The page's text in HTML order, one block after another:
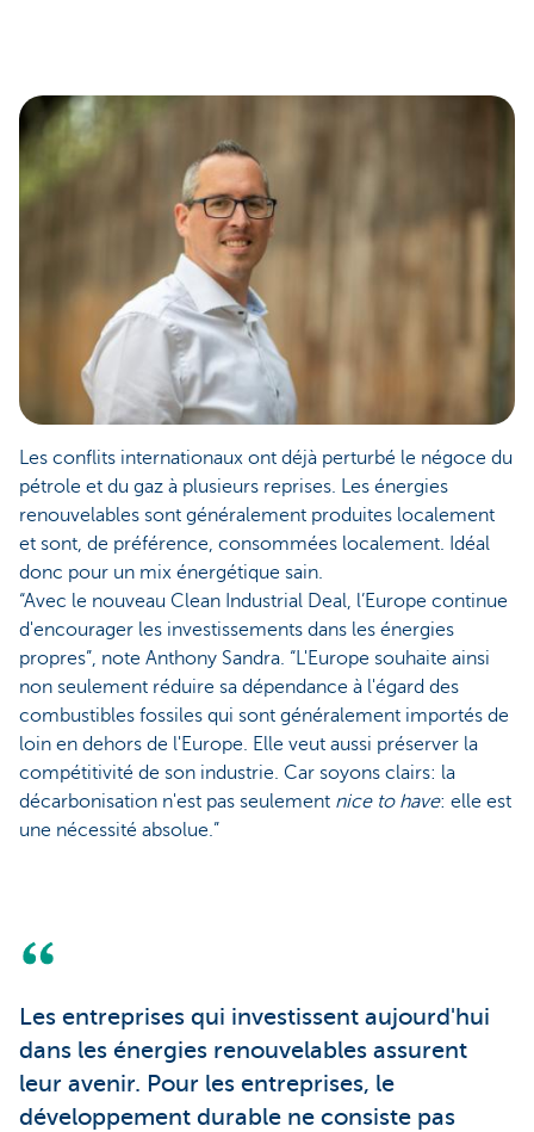
Les conflits internationaux ont déjà perturbé le négoce du
pétrole et du gaz à plusieurs reprises. Les énergies
renouvelables sont généralement produites localement
et sont, de préférence, consommées localement. Idéal
donc pour un mix énergétique sain.
“Avec le nouveau Clean Industrial Deal, l’Europe continue
d'encourager les investissements dans les énergies
propres”, note Anthony Sandra. “L'Europe souhaite ainsi
non seulement réduire sa dépendance à l'égard des
combustibles fossiles qui sont généralement importés de
loin en dehors de l'Europe. Elle veut aussi préserver la
compétitivité de son industrie. Car soyons clairs: la
décarbonisation n'est pas seulement nice to have: elle est
une nécessité absolue.”
Les entreprises qui investissent aujourd'hui
dans les énergies renouvelables assurent
leur avenir. Pour les entreprises, le
développement durable ne consiste pas